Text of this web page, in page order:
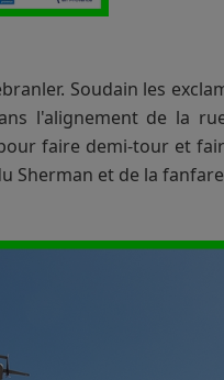
Soudain les
l'alignement de la
faire demi-tour et
Sherman et de la